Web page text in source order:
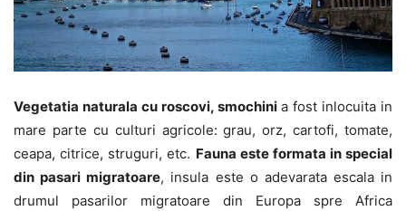
Vegetatia naturala cu roscovi, smochinia fost inlocuita in
mare parte cu culturi agricole: grau, orz, cartofi, tomate,
ceapa, citrice, struguri, etc. Fauna este formata in special
din pasari migratoare, insula este o adevarata escala in
drumul pasarilor migratoare din Europa spre Africa